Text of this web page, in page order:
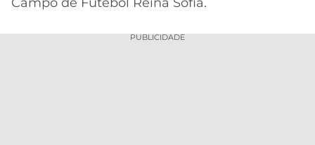
2026
GRÊMIO PUBLICIDADE